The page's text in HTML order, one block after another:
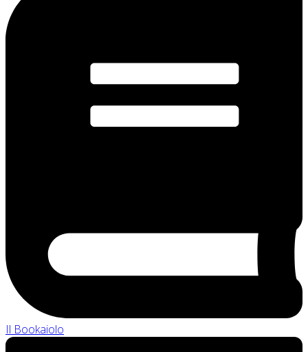
Il Bookaiolo